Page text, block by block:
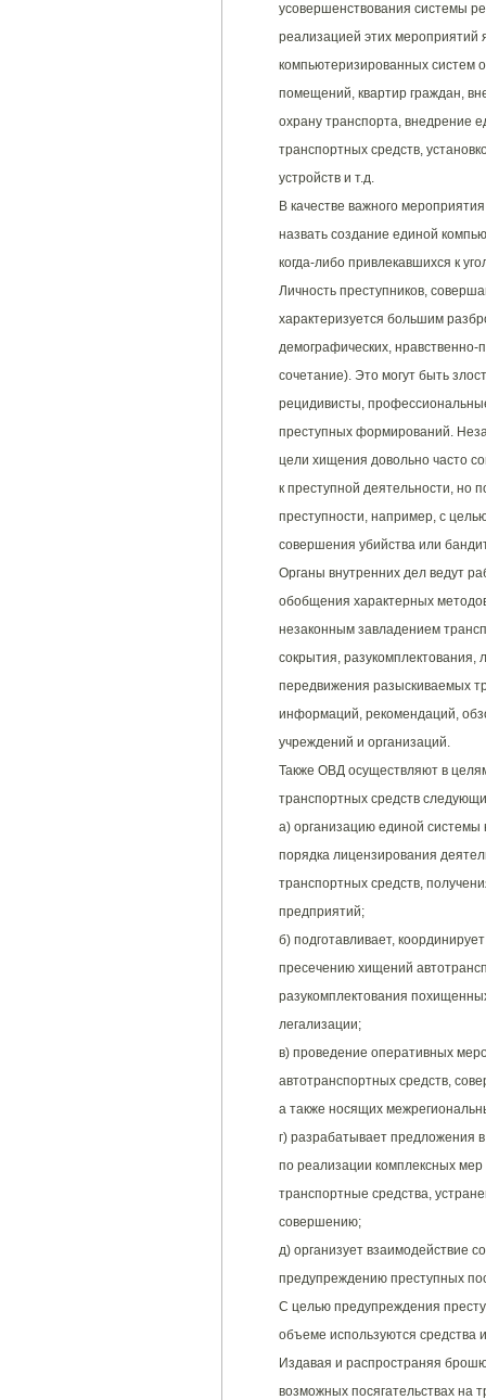
усовершенствования системы
реализацией этих мероприятий
компьютеризированных систем
помещений, квартир граждан,
охрану транспорта, внедрение
транспортных средств,
устройств и т.д.
В качестве важного
назвать создание единой
когда-либо привлекавшихся к
Личность преступников,
характеризуется большим
демографических, нравственно-
сочетание). Это могут быть
рецидивисты,
преступных формирований.
цели хищения довольно часто
к преступной деятельности, но
преступности, например, с
совершения убийства или
Органы внутренних дел ведут
обобщения характерных
незаконным завладением
сокрытия, разукомплектования,
передвижения разыскиваемых
информаций, рекомендаций,
учреждений и организаций.
Также ОВД осуществляют в
транспортных средств
а) организацию единой системы
порядка лицензирования
транспортных средств,
предприятий;
б) подготавливает,
пресечению хищений
разукомплектования
легализации;
в) проведение оперативных
автотранспортных средств,
а также носящих
г) разрабатывает предложения
по реализации комплексных
транспортные средства,
совершению;
д) организует взаимодействие
предупреждению преступных
С целью предупреждения
объеме используются средства
Издавая и распространяя
возможных посягательствах на